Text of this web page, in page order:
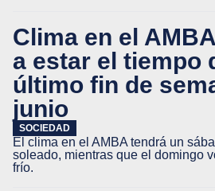
Clima en el
a estar el tiempo
último fin de
junio
SOCIEDAD
El clima en el AMBA tendrá un
soleado, mientras que el domingo
frío.